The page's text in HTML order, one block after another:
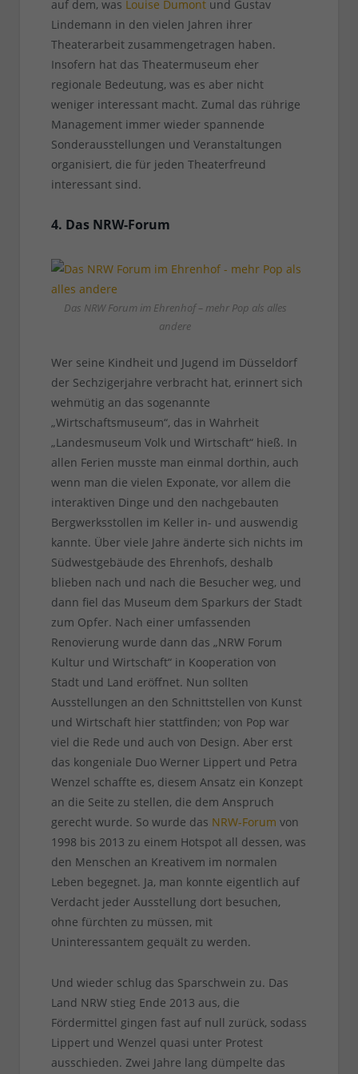
auf dem, was Louise Dumontund Gustav
Lindemann in den vielen Jahren ihrer
Theaterarbeit zusammengetragen haben.
Insofern hat das Theatermuseum eher
regionale Bedeutung, was es aber nicht
weniger interessant macht. Zumal das rührige
Management immer wieder spannende
Sonderausstellungen und Veranstaltungen
organisiert, die für jeden Theaterfreund
interessant sind.
4. Das NRW-Forum
Das NRW Forum im Ehrenhof – mehr Pop als alles
andere
Wer seine Kindheit und Jugend im Düsseldorf
der Sechzigerjahre verbracht hat, erinnert sich
wehmütig an das sogenannte
„Wirtschaftsmuseum“, das in Wahrheit
„Landesmuseum Volk und Wirtschaft“ hieß. In
allen Ferien musste man einmal dorthin, auch
wenn man die vielen Exponate, vor allem die
interaktiven Dinge und den nachgebauten
Bergwerksstollen im Keller in- und auswendig
kannte. Über viele Jahre änderte sich nichts im
Südwestgebäude des Ehrenhofs, deshalb
blieben nach und nach die Besucher weg, und
dann fiel das Museum dem Sparkurs der Stadt
zum Opfer. Nach einer umfassenden
Renovierung wurde dann das „NRW Forum
Kultur und Wirtschaft“ in Kooperation von
Stadt und Land eröffnet. Nun sollten
Ausstellungen an den Schnittstellen von Kunst
und Wirtschaft hier stattfinden; von Pop war
viel die Rede und auch von Design. Aber erst
das kongeniale Duo Werner Lippert und Petra
Wenzel schaffte es, diesem Ansatz ein Konzept
an die Seite zu stellen, die dem Anspruch
gerecht wurde. So wurde das NRW-Forum von
1998 bis 2013 zu einem Hotspot all dessen, was
den Menschen an Kreativem im normalen
Leben begegnet. Ja, man konnte eigentlich auf
Verdacht jeder Ausstellung dort besuchen,
ohne fürchten zu müssen, mit
Uninteressantem gequält zu werden.
Und wieder schlug das Sparschwein zu. Das
Land NRW stieg Ende 2013 aus, die
Fördermittel gingen fast auf null zurück, sodass
Lippert und Wenzel quasi unter Protest
ausschieden. Zwei Jahre lang dümpelte das